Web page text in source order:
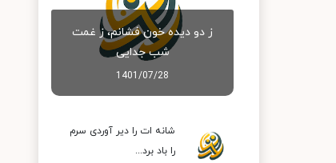
ز دو دیده خون فشانم، ز غمت
شب جدایی
1401/07/28
شانه ات را دیر آوردی سرم
را باد برد...